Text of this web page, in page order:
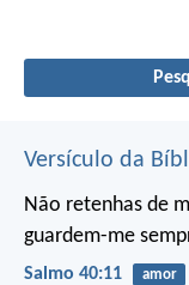
Versículo da
Não retenhas de
guardem-me
Salmo 40:11 amor